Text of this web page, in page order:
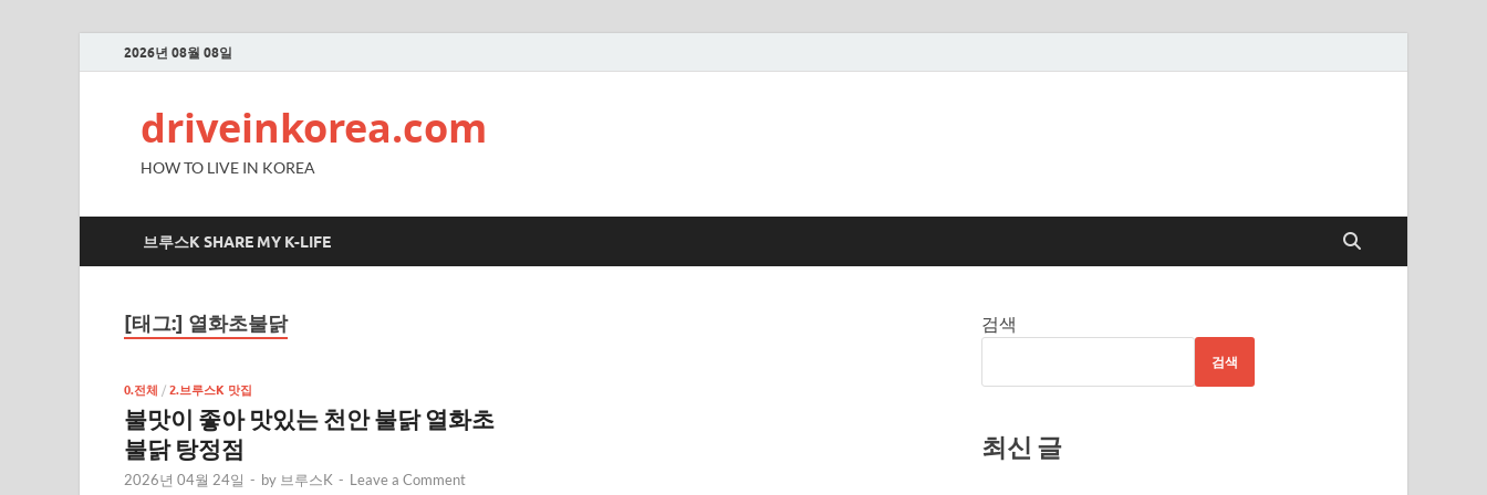
2026년 08월 08일
driveinkorea.com
HOW TO LIVE IN KOREA
브루스K SHARE MY K-LIFE
[태그:] 열화초불닭
0.전체 / 2.브루스K 맛집
불맛이 좋아 맛있는 천안 불닭 열화초
불닭 탕정점
2026년 04월 24일 - by 브루스K - Leave a Comment
검색
검색
최신 글